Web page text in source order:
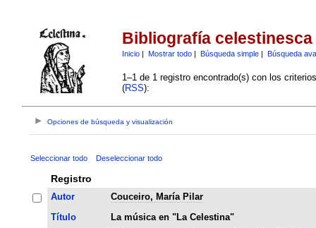
Bibliografía celestinesca
Inicio| Mostrar todo| Búsqueda simple| Búsqueda
1–1 de 1 registro encontrado(s) con los
(RSS):
Opciones de búsqueda y visualización
Seleccionar todo Deseleccionar todo
Registro
Autor
Couceiro, María Pilar
Título
La música en "La Celestina"